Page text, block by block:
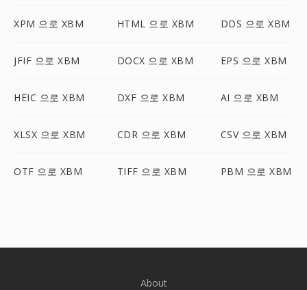
XPM 으로 XBM HTML 으로 XBM DDS 으로 XBM
JFIF 으로 XBM DOCX 으로 XBM EPS 으로 XBM
HEIC 으로 XBM DXF 으로 XBM AI 으로 XBM
XLSX 으로 XBM CDR 으로 XBM CSV 으로 XBM
OTF 으로 XBM TIFF 으로 XBM PBM 으로 XBM
About